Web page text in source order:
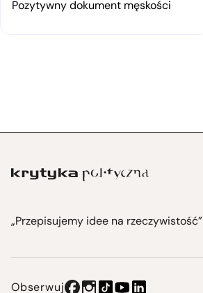
Pozytywny dokument męskości
„Przepisujemy idee na rzeczywistość”
Obserwuj